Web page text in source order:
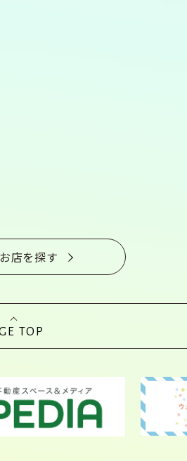
店を探す
TOP